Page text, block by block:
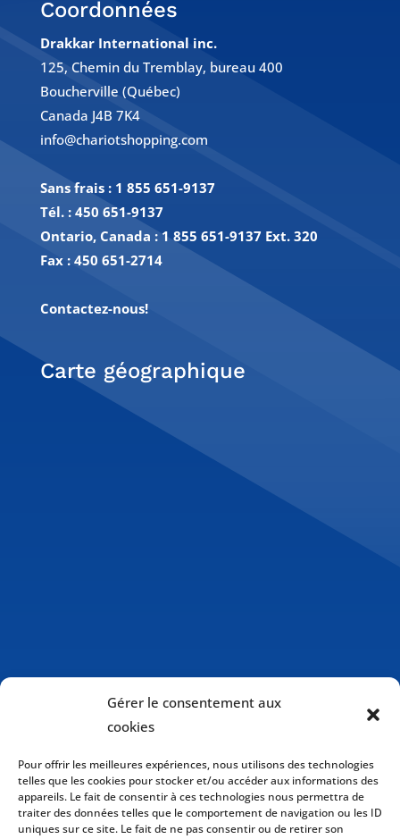
Gérer le consentement aux
cookies
Pour offrir les meilleures expériences, nous utilisons des technologies
telles que les cookies pour stocker et/ou accéder aux informations des
appareils. Le fait de consentir à ces technologies nous permettra de
traiter des données telles que le comportement de navigation ou les ID
uniques sur ce site. Le fait de ne pas consentir ou de retirer son
Coordonnées
Drakkar International inc.
125, Chemin du Tremblay, bureau 400
Boucherville (Québec)
Canada J4B 7K4
info@chariotshopping.com
Sans frais : 1 855 651-9137
Tél. : 450 651-9137
Ontario, Canada : 1 855 651-9137 Ext. 320
Fax : 450 651-2714
Contactez-nous!
Carte géographique